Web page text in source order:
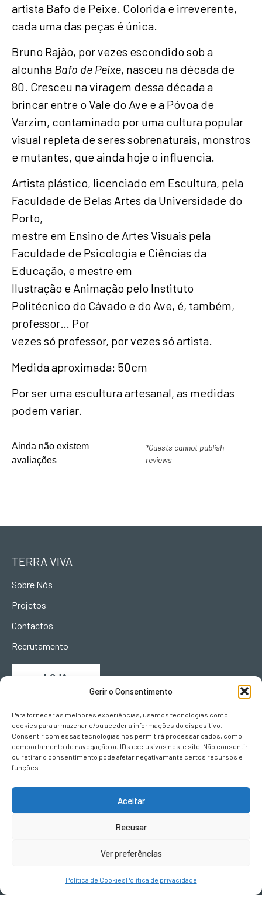
Gerir o Consentimento
Para fornecer as melhores experiências, usamos tecnologias como
cookies para armazenar e/ou aceder a informações do dispositivo.
Consentir com essas tecnologias nos permitirá processar dados, como
comportamento de navegação ou IDs exclusivos neste site. Não consentir
ou retirar o consentimento pode afetar negativamante certos recursos e
funções.
Aceitar
Recusar
Ver preferências
Política de CookiesPolítica de privacidade
artista Bafo de Peixe. Colorida e irreverente,
cada uma das peças é única.
Bruno Rajão, por vezes escondido sob a
alcunha Bafo de Peixe, nasceu na década de
80. Cresceu na viragem dessa década a
brincar entre o Vale do Ave e a Póvoa de
Varzim, contaminado por uma cultura popular
visual repleta de seres sobrenaturais, monstros
e mutantes, que ainda hoje o influencia.
Artista plástico, licenciado em Escultura, pela
Faculdade de Belas Artes da Universidade do
Porto,
mestre em Ensino de Artes Visuais pela
Faculdade de Psicologia e Ciências da
Educação, e mestre em
Ilustração e Animação pelo Instituto
Politécnico do Cávado e do Ave, é, também,
professor… Por
vezes só professor, por vezes só artista.
Medida aproximada: 50cm
Por ser uma escultura artesanal, as medidas
podem variar.
Ainda não existem
avaliações
*Guests cannot publish
reviews
TERRA VIVA
Sobre Nós
Projetos
Contactos
Recrutamento
LOJA
ONDE ESTAMOS
Urb. Vila Campos
Lote L II, Fracção B
5000-063
Vila Real
geral@terravivadesign.pt